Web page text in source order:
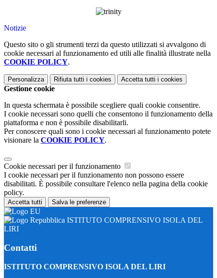
Notizie
Questo sito o gli strumenti terzi da questo utilizzati si avvalgono di
cookie necessari al funzionamento ed utili alle finalità illustrate nella
COOKIE POLICY.
Personalizza Rifiuta tutti i cookies Accetta tutti i cookies
Gestione cookie
In questa schermata è possibile scegliere quali cookie consentire.
I cookie necessari sono quelli che consentono il funzionamento della
piattaforma e non è possibile disabilitarli.
Per conoscere quali sono i cookie necessari al funzionamento potete
visionare la COOKIE POLICY.
Cookie necessari per il funzionamento
I cookie necessari per il funzionamento non possono essere
disabilitati. È possibile consultare l'elenco nella pagina della cookie
policy.
Accetta tutti Salva le preferenze
ISTITUTO COMPRENSIVO ISOLA DEL
LIRI
Contatti
ISTITUTO COMPRENSIVO ISOLA DEL LIRI